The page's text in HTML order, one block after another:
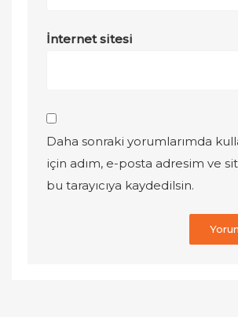
İnternet sitesi
Daha sonraki yorumlarımda
için adım, e-posta adresim ve
bu tarayıcıya kaydedilsin.